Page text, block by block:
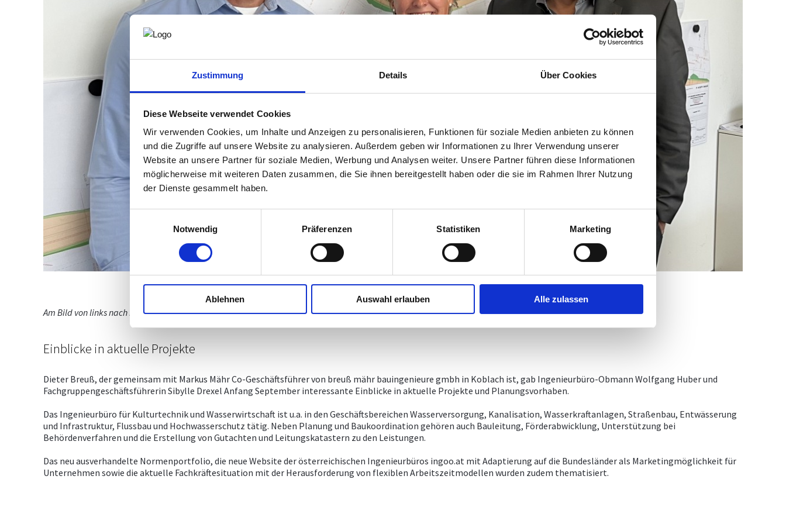
Zustimmung Details Über Cookies
Diese Webseite verwendet Cookies
Wir verwenden Cookies, um Inhalte und Anzeigen zu personalisieren, Funktionen für soziale Medien anbieten zu können
und die Zugriffe auf unsere Website zu analysieren. Außerdem geben wir Informationen zu Ihrer Verwendung unserer
Website an unsere Partner für soziale Medien, Werbung und Analysen weiter. Unsere Partner führen diese Informationen
möglicherweise mit weiteren Daten zusammen, die Sie ihnen bereitgestellt haben oder die sie im Rahmen Ihrer Nutzung
der Dienste gesammelt haben.
Notwendig
Präferenzen Statistiken Marketing
Ablehnen Auswahl erlauben Alle zulassen
Am Bild von links nach rechts: breuß mähr-GF Dieter Breuß, FG-GF Sibylle Drexel, FGO Wolfgang Huber
Einblicke in aktuelle Projekte
Dieter Breuß, der gemeinsam mit Markus Mähr Co-Geschäftsführer von breuß mähr bauingenieure gmbh in Koblach ist, gab Ingenieurbüro-Obmann Wolfgang Huber und
Fachgruppengeschäftsführerin Sibylle Drexel Anfang September interessante Einblicke in aktuelle Projekte und Planungsvorhaben.
Das Ingenieurbüro für Kulturtechnik und Wasserwirtschaft ist u.a. in den Geschäftsbereichen Wasserversorgung, Kanalisation, Wasserkraftanlagen, Straßenbau, Entwässerung
und Infrastruktur, Flussbau und Hochwasserschutz tätig. Neben Planung und Baukoordination gehören auch Bauleitung, Förderabwicklung, Unterstützung bei
Behördenverfahren und die Erstellung von Gutachten und Leitungskatastern zu den Leistungen.
Das neu ausverhandelte Normenportfolio, die neue Website der österreichischen Ingenieurbüros ingoo.at mit Adaptierung auf die Bundesländer als Marketingmöglichkeit für
Unternehmen sowie die aktuelle Fachkräftesituation mit der Herausforderung von flexiblen Arbeitszeitmodellen wurden zudem thematisiert.